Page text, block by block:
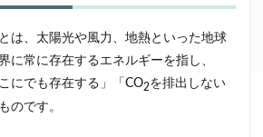
は、太陽光や風力、地熱といった地球
に常に存在するエネルギーを指し、
にでも存在する」「CO2を排出しない
のです。